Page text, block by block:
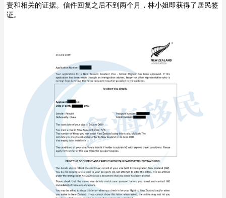
责和相关的证据。信件回复之后不到两个月，林小姐即获得了居民签
证。